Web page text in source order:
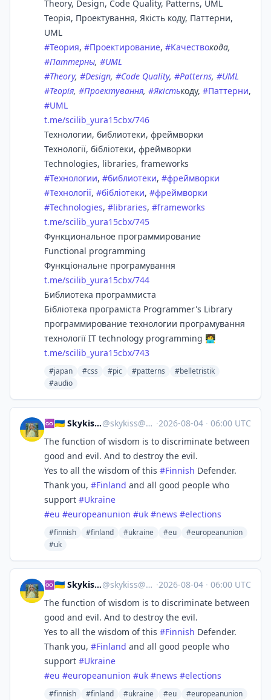
Theory, Design, Code Quality, Patterns, UML
Теорія, Проектування, Якість коду, Паттерни,
UML
#Теория, #Проектирование, #Качествокода,
#Паттерны, #UML
#Theory, #Design, #Code Quality, #Patterns, #UML
#Теорія, #Проектування, #Якістькоду, #Паттерни,
#UML
t.me/scilib_yura15cbx/746
Технологии, библиотеки, фреймворки
Технології, бібліотеки, фреймворки
Technologies, libraries, frameworks
#Технологии, #библиотеки, #фреймворки
#Технології, #бібліотеки, #фреймворки
#Technologies, #libraries, #frameworks
t.me/scilib_yura15cbx/745
Функциональное программирование
Functional programming
Функціональне програмування
t.me/scilib_yura15cbx/744
Библиотека программиста
Бібліотека програміста Programmer's Library
программирование технологии програмування
технології IT technology programming 🧑‍💻
t.me/scilib_yura15cbx/743
#japan #css #pic #patterns
#belletristik
#audio
♾️🇺🇦 Skykiss will Vote@skykiss@sfba.social ·2026-08-04 · 06:00 UTC
The function of wisdom is to discriminate between
good and evil. And to destroy the evil.
Yes to all the wisdom of this #Finnish Defender.
Thank you, #Finland and all good people who
support #Ukraine
#eu #europeanunion #uk #news #elections
#finnish #finland #ukraine #eu
#europeanunion
#uk
♾️🇺🇦 Skykiss will Vote@skykiss@sfba.social ·2026-08-04 · 06:00 UTC
The function of wisdom is to discriminate between
good and evil. And to destroy the evil.
Yes to all the wisdom of this #Finnish Defender.
Thank you, #Finland and all good people who
support #Ukraine
#eu #europeanunion #uk #news #elections
#finnish #finland #ukraine #eu
#europeanunion